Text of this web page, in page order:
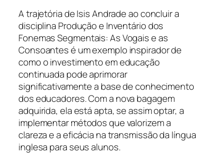
A trajetória de Isis Andrade ao concluir a
disciplina Produção e Inventário dos
Fonemas Segmentais: As Vogais e as
Consoantes é um exemplo inspirador de
como o investimento em educação
continuada pode aprimorar
significativamente a base de conhecimento
dos educadores. Com a nova bagagem
adquirida, ela está apta, se assim optar, a
implementar métodos que valorizem a
clareza e a eficácia na transmissão da língua
inglesa para seus alunos.